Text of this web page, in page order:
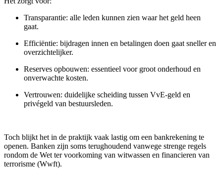
Transparantie: alle leden kunnen zien waar het geld heen
gaat.
Efficiëntie: bijdragen innen en betalingen doen gaat sneller en
overzichtelijker.
Reserves opbouwen: essentieel voor groot onderhoud en
onverwachte kosten.
Vertrouwen: duidelijke scheiding tussen VvE-geld en
privégeld van bestuursleden.
Toch blijkt het in de praktijk vaak lastig om een bankrekening te
openen. Banken zijn soms terughoudend vanwege strenge regels
rondom de Wet ter voorkoming van witwassen en financieren van
terrorisme (Wwft).